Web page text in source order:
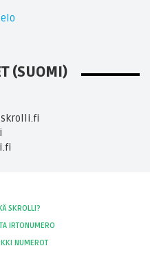
(SUOMI)
SKROLLI?
IRTONUMERO
NUMEROT